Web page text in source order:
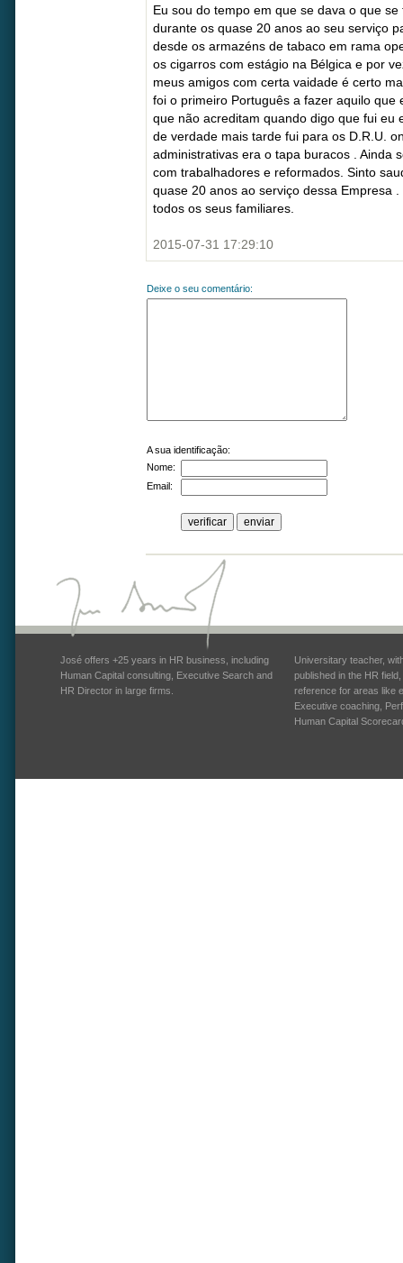
Eu sou do tempo em que se dava o que
durante os quase 20 anos ao seu serviço
desde os armazéns de tabaco em rama
os cigarros com estágio na Bélgica e por
meus amigos com certa vaidade é certo
foi o primeiro Português a fazer aquilo que
que não acreditam quando digo que fui eu
de verdade mais tarde fui para os D.R.U.
administrativas era o tapa buracos . Ainda
com trabalhadores e reformados. Sinto
quase 20 anos ao serviço dessa Empresa
todos os seus familiares.
2015-07-31 17:29:10
Deixe o seu comentário:
A sua identificação:
Nome:
Email:
José offers +25 years in HR business, including
Human Capital consulting, Executive Search and
HR Director in large firms.
Universitary teacher,
published in the HR
reference for areas like
Executive coaching,
Human Capital